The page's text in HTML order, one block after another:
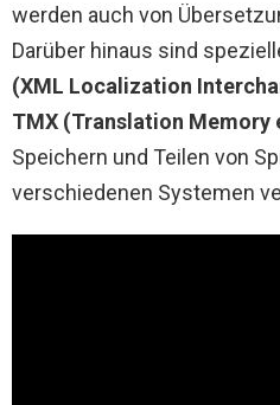
werden auch von
Darüber hinaus sind
(XML Localization
TMX (Translation Memory
Speichern und Teilen von
verschiedenen Systemen